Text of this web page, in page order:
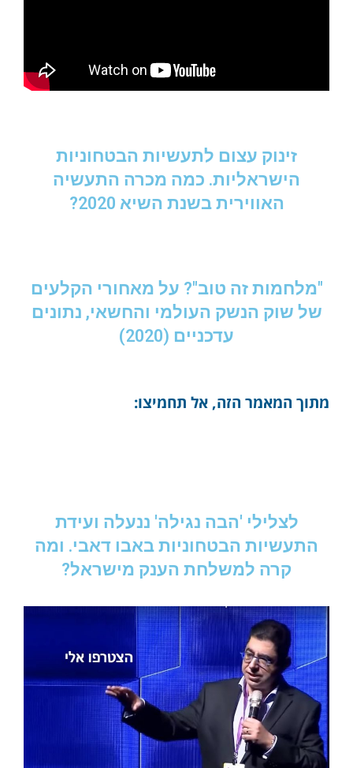
זינוק עצום לתעשיות הבטחוניות
הישראליות. כמה מכרה התעשיה
האווירית בשנת השיא 2020?
"מלחמות זה טוב"? על מאחורי הקלעים
של שוק הנשק העולמי והחשאי, נתונים
עדכניים (2020)
מתוך המאמר הזה, אל תחמיצו:
לצלילי 'הבה נגילה' ננעלה ועידת
התעשיות הבטחוניות באבו דאבי. ומה
קרה למשלחת הענק מישראל?